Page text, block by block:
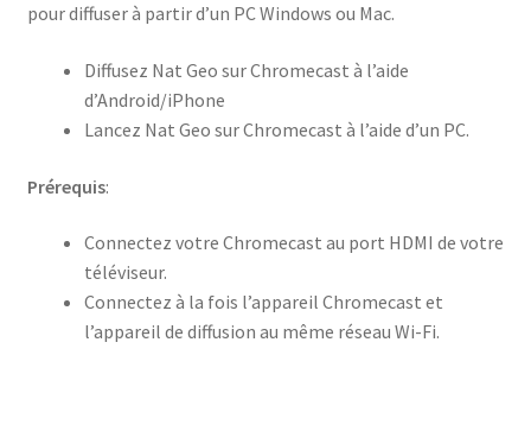
pour diffuser à partir d’un PC Windows ou Mac.
Diffusez Nat Geo sur Chromecast à l’aide
d’Android/iPhone
Lancez Nat Geo sur Chromecast à l’aide d’un PC.
Prérequis:
Connectez votre Chromecast au port HDMI de votre
téléviseur.
Connectez à la fois l’appareil Chromecast et
l’appareil de diffusion au même réseau Wi-Fi.